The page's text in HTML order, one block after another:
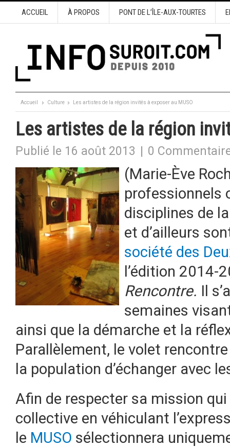
ACCUEIL À PROPOS PONT DE L’ÎLE-AUX-TOURTES
Accueil Culture Les artistes de la région invités à exposer au MUSO
Les artistes de la région
Publié le 16 août 2013 0
(Marie-Ève
professionnels
disciplines de
et d’ailleurs
société des
l’édition
Rencontre. Il
semaines
ainsi que la démarche et la
Parallèlement, le volet
la population d’échanger avec
Afin de respecter sa mission
collective en véhiculant
le MUSO sélectionnera